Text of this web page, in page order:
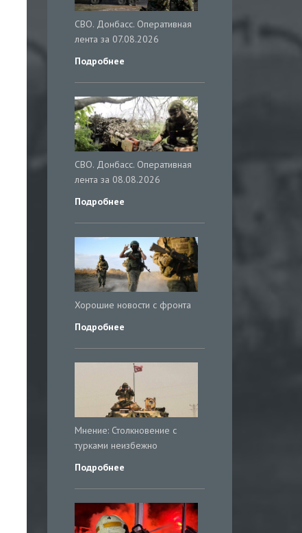
СВО. Донбасс. Оперативная
лента за 07.08.2026
Подробнее
СВО. Донбасс. Оперативная
лента за 08.08.2026
Подробнее
Хорошие новости с фронта
Подробнее
Мнение: Столкновение с
турками неизбежно
Подробнее